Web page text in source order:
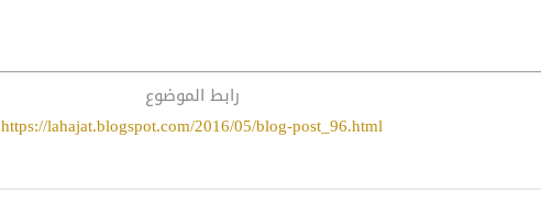
رابط الموضوع
https://lahajat.blogspot.com/2016/05/blog-post_96.html